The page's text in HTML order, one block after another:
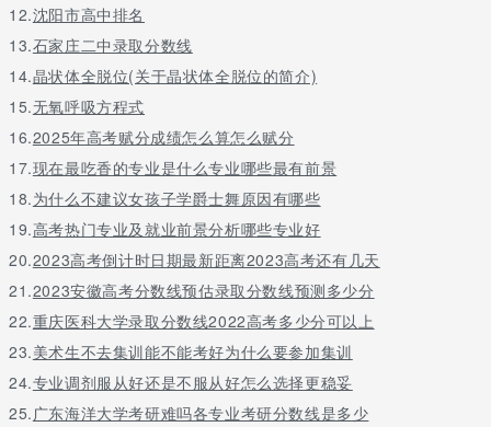
12.沈阳市高中排名
13.石家庄二中录取分数线
14.晶状体全脱位(关于晶状体全脱位的简介)
15.无氧呼吸方程式
16.2025年高考赋分成绩怎么算怎么赋分
17.现在最吃香的专业是什么专业哪些最有前景
18.为什么不建议女孩子学爵士舞原因有哪些
19.高考热门专业及就业前景分析哪些专业好
20.2023高考倒计时日期最新距离2023高考还有几天
21.2023安徽高考分数线预估录取分数线预测多少分
22.重庆医科大学录取分数线2022高考多少分可以上
23.美术生不去集训能不能考好为什么要参加集训
24.专业调剂服从好还是不服从好怎么选择更稳妥
25.广东海洋大学考研难吗各专业考研分数线是多少